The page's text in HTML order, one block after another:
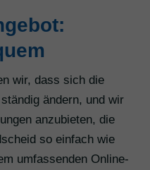
wir, dass sich die
ändern, und wir
anzubieten, die
so einfach wie
umfassenden Online-